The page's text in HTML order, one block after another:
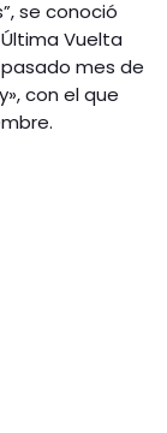
se conoció
Vuelta
mes de
con el que